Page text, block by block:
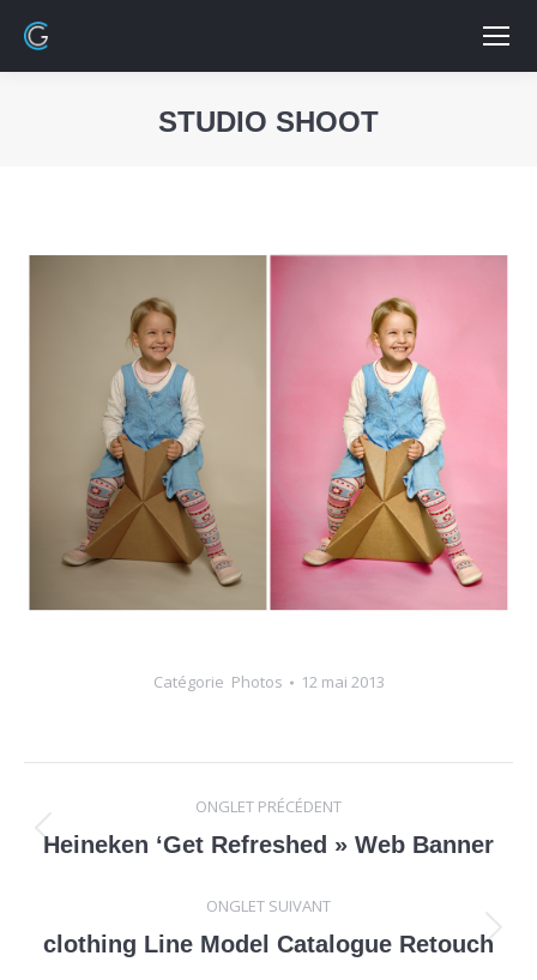
STUDIO SHOOT
Catégorie Photos 12 mai 2013
de
commentaire
ONGLET PRÉCÉDENT
Onglet
Heineken ‘Get Refreshed » Web Banner
ONGLET SUIVANT
Onglet
clothing Line Model Catalogue Retouch